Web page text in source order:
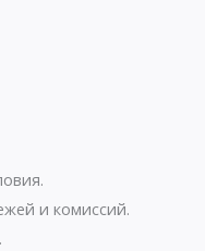
и комиссий.